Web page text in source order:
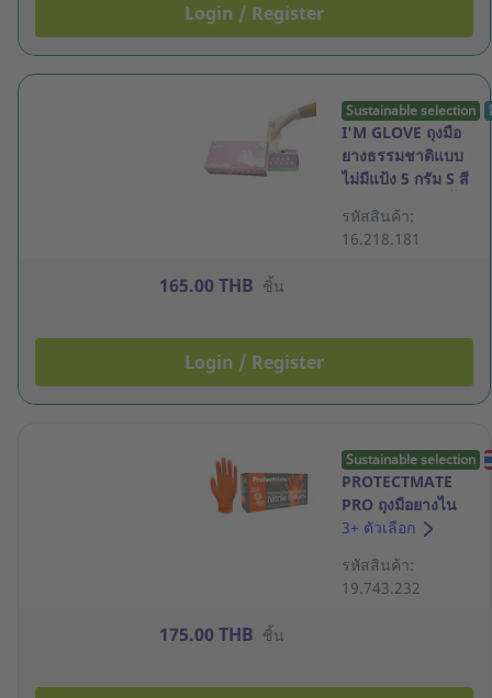
Login / Register
Sustainable selection
I'M GLOVE ถุงมือ
ยางธรรมชาติแบบ
ไม่มีแป้ง 5 กรัม S สี
รหัสสินค้า:
16.218.181
165.00 THB ชิ้น
Login / Register
Sustainable selection
PROTECTMATE
PRO ถุงมือยางไน
ไตรล์ สีส้ม 8.5 กรัม
กล่อง 50 ชิ้น
3+ ตัวเลือก
รหัสสินค้า:
19.743.232
175.00 THB ชิ้น